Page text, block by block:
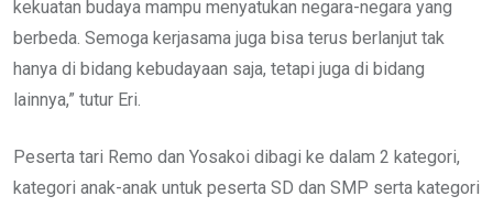
kekuatan budaya mampu menyatukan negara-negara yang
berbeda. Semoga kerjasama juga bisa terus berlanjut tak
hanya di bidang kebudayaan saja, tetapi juga di bidang
lainnya,” tutur Eri.
Peserta tari Remo dan Yosakoi dibagi ke dalam 2 kategori,
kategori anak-anak untuk peserta SD dan SMP serta kategori